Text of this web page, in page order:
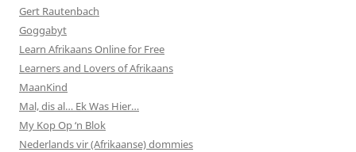
Gert Rautenbach
Goggabyt
Learn Afrikaans Online for Free
Learners and Lovers of Afrikaans
MaanKind
Mal, dis al… Ek Was Hier…
My Kop Op ‘n Blok
Nederlands vir (Afrikaanse) dommies